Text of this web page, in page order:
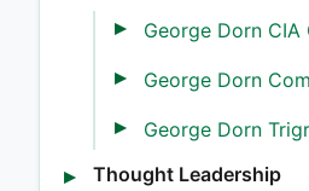
George Dorn CIA
George Dorn
George Dorn
Thought Leadership